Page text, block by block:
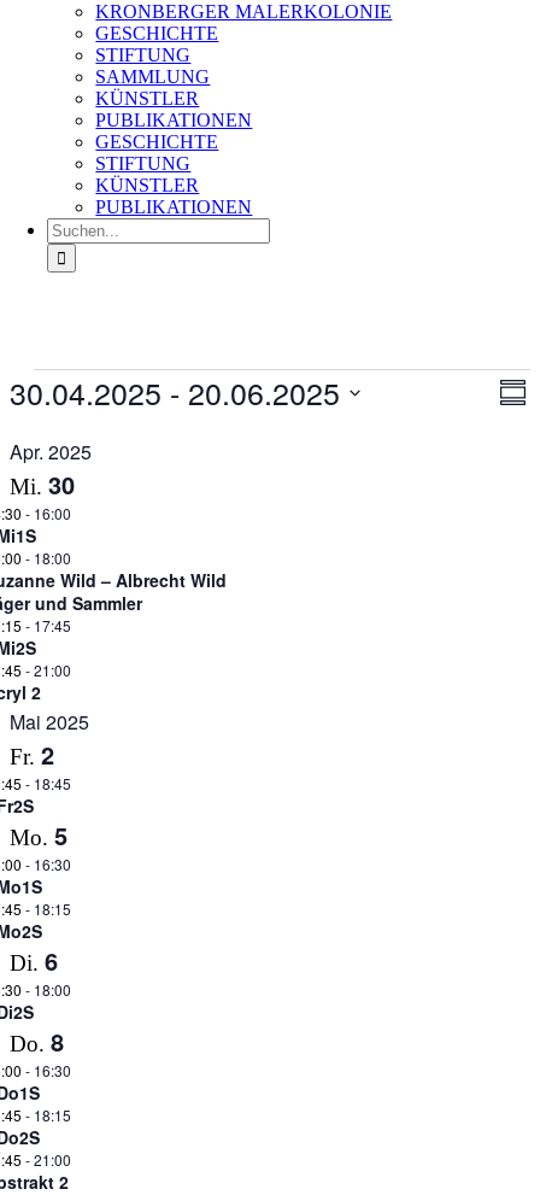
KRONBERGER MALERKOLONIE
GESCHICHTE
STIFTUNG
SAMMLUNG
KÜNSTLER
PUBLIKATIONEN
GESCHICHTE
STIFTUNG
KÜNSTLER
PUBLIKATIONEN
Suche
nach:
Veranstaltungen
30.04.2025 - 20.06.2025
auswählen.
Apr. 2025
Mi. 30
- 16:00
- 18:00
Wild – Albrecht Wild
und Sammler
- 17:45
-21:00
2
Mai 2025
Fr. 2
- 18:45
Mo. 5
- 16:30
- 18:15
Di. 6
- 18:00
Do. 8
- 16:30
- 18:15
-21:00
2